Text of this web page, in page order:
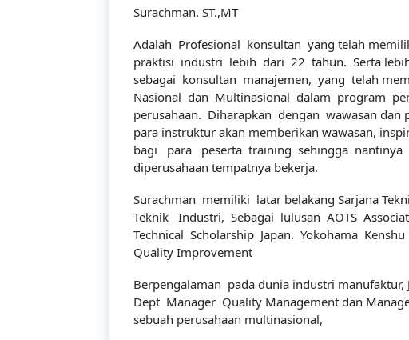
Surachman. ST.,MT
Adalah Profesional konsultan yang telah
praktisi industri lebih dari 22 tahun. Serta
sebagai konsultan manajemen, yang telah
Nasional dan Multinasional dalam program
perusahaan. Diharapkan dengan wawasan dan
para instruktur akan memberikan wawasan,
bagi para peserta training sehingga nantinya
diperusahaan tempatnya bekerja.
Surachman memiliki latar belakang Sarjana
Teknik Industri, Sebagai lulusan AOTS
Technical Scholarship Japan. Yokohama
Quality Improvement
Berpengalaman pada dunia industri manufaktur,
Dept Manager Quality Management dan
sebuah perusahaan multinasional,